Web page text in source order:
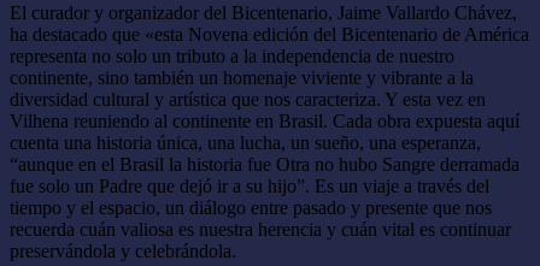
El curador y organizador del Bicentenario, Jaime Vallardo Chávez,
ha destacado que «esta Novena edición del Bicentenario de América
representa no solo un tributo a la independencia de nuestro
continente, sino también un homenaje viviente y vibrante a la
diversidad cultural y artística que nos caracteriza. Y esta vez en
Vilhena reuniendo al continente en Brasil. Cada obra expuesta aquí
cuenta una historia única, una lucha, un sueño, una esperanza,
“aunque en el Brasil la historia fue Otra no hubo Sangre derramada
fue solo un Padre que dejó ir a su hijo”. Es un viaje a través del
tiempo y el espacio, un diálogo entre pasado y presente que nos
recuerda cuán valiosa es nuestra herencia y cuán vital es continuar
preservándola y celebrándola.